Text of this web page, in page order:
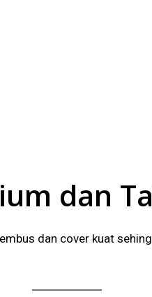
dan
dan cover kuat